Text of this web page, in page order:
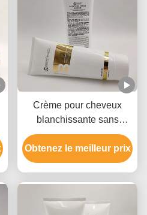
Crème pour cheveux
blanchissante sans
parabène, Crème pour
cheveux clairs non
irritante
Obtenez le meilleur prix